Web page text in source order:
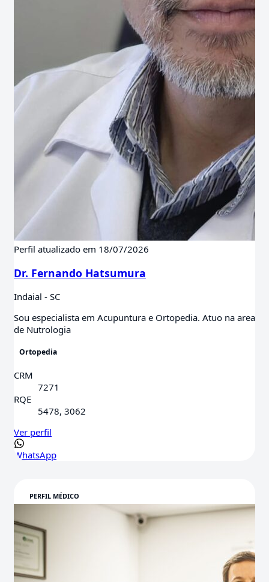
Perfil atualizado em 18/07/2026
Dr. Fernando Hatsumura
Indaial - SC
Sou especialista em Acupuntura e Ortopedia. Atuo na area
de Nutrologia
Ortopedia
CRM
7271
RQE
5478, 3062
Ver perfil
WhatsApp